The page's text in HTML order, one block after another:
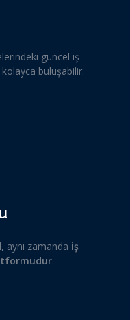
güncel iş
buluşabilir.
aynı zamanda iş
.